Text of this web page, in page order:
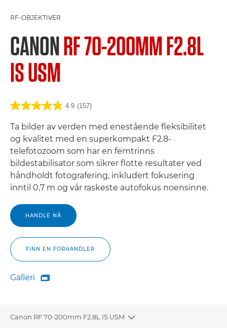
RF-OBJEKTIVER
CANONRF 70-200MM F2.8L
IS USM
4.9 (157)
Ta bilder av verden med enestående fleksibilitet
og kvalitet med en superkompakt F2.8-
telefotozoom som har en femtrinns
bildestabilisator som sikrer flotte resultater ved
håndholdt fotografering, inkludert fokusering
inntil 0,7 m og vår raskeste autofokus noensinne.
HANDLE NÅ
FINN EN FORHANDLER
Galleri
Galleri

Canon RF 70-200mm F2.8L IS USM
Toggle breadcrumbs